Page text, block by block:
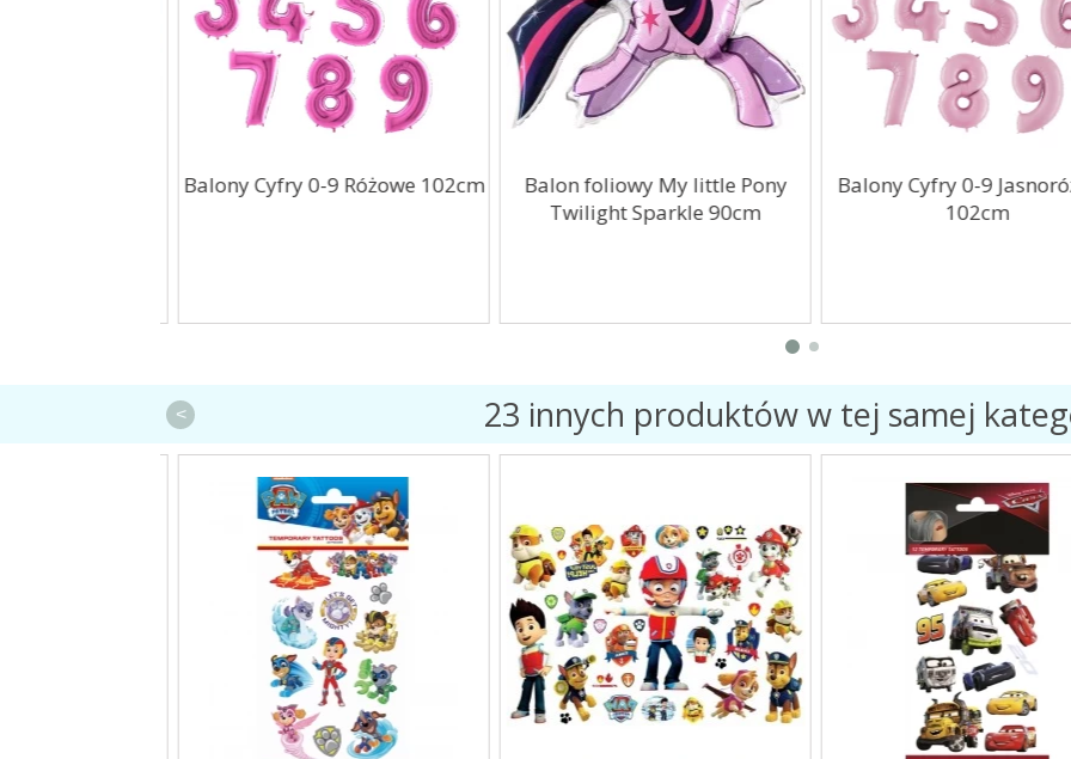
Balony Cyfry 0-9 Różowe 102cm
Balon foliowy My little Pony
Twilight Sparkle 90cm
Balony Cyfry 0-9
102cm
23 innych produktów w tej samej
<